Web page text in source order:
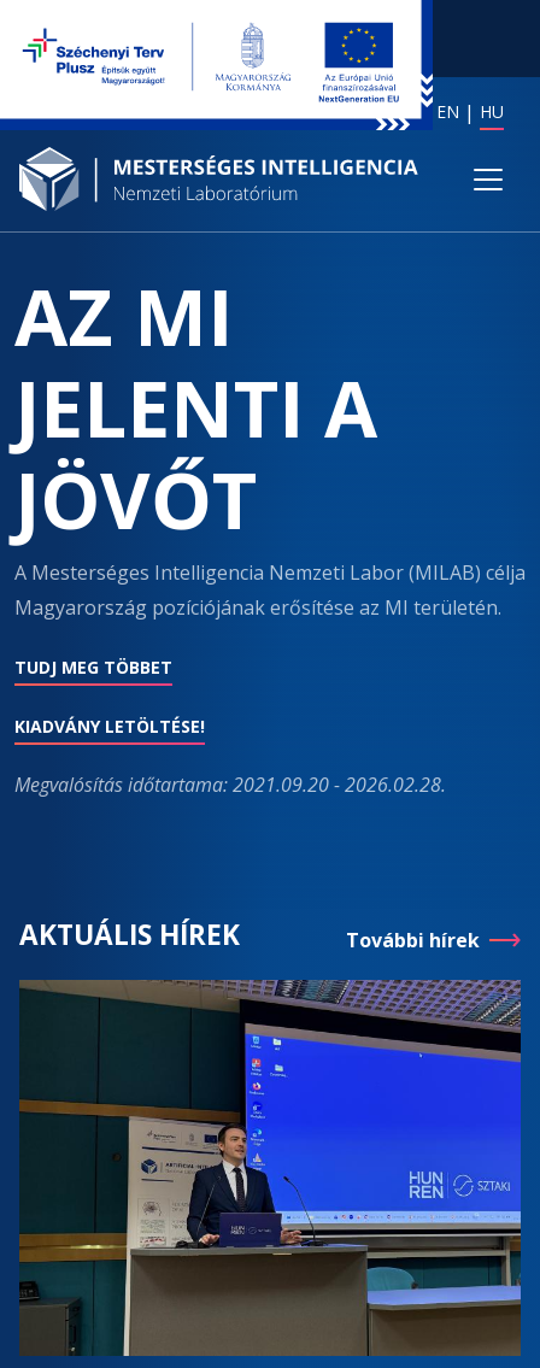
EN HU
AZ MI
JELENTI A
JÖVŐT
A Mesterséges Intelligencia Nemzeti Labor (MILAB) célja
Magyarország pozíciójának erősítése az MI területén.
TUDJ MEG TÖBBET
KIADVÁNY LETÖLTÉSE!
Megvalósítás időtartama: 2021.09.20 - 2026.02.28.
AKTUÁLIS HÍREK További hírek